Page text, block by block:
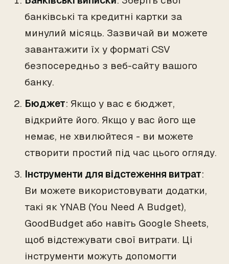
банківські та кредитні картки за
минулий місяць. Зазвичай ви можете
завантажити їх у форматі CSV
безпосередньо з веб-сайту вашого
банку.
Бюджет: Якщо у вас є бюджет,
відкрийте його. Якщо у вас його ще
немає, не хвилюйтеся - ви можете
створити простий під час цього огляду.
Інструменти для відстеження витрат:
Ви можете використовувати додатки,
такі як YNAB (You Need A Budget),
GoodBudget або навіть Google Sheets,
щоб відстежувати свої витрати. Ці
інструменти можуть допомогти